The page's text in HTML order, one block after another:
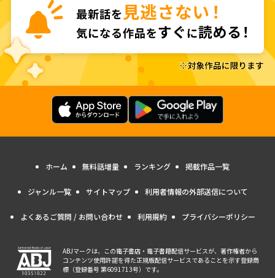
ホーム 無料話増量 ランキング 掲載作品一覧
ジャンル一覧 サイトマップ 利用者情報の外部送信について
よくあるご質問 / お問い合わせ 利用規約 プライバシーポリシー
ABJマークは、この電子書店・電子書籍配信サービスが、著作権者から
コンテンツ使用許諾を得た正規版配信サービスであることを示す登録商
標（登録番号 第6091713号）です。